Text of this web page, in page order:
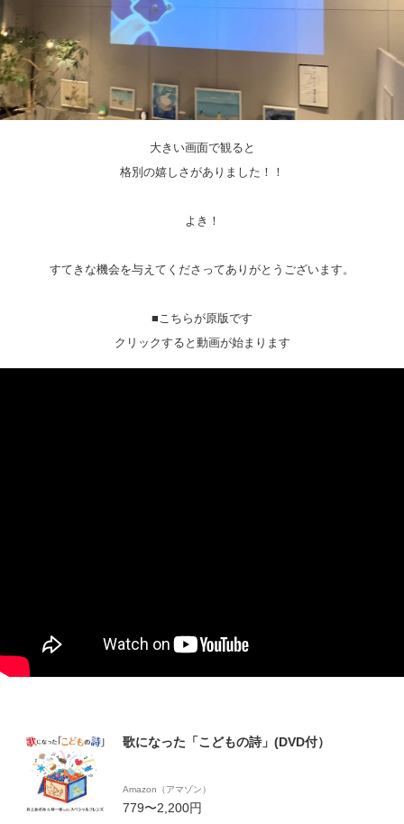
大きい画面で観ると
格別の嬉しさがありました！！
よき！
すてきな機会を与えてくださってありがとうございます。
■こちらが原版です
クリックすると動画が始まります
歌になった「こどもの詩」(DVD付）
Amazon（アマゾン）
779〜2,200円